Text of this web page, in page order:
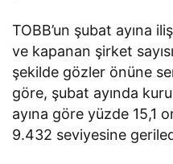
TOBB’un şubat ayına
ve kapanan şirket
şekilde gözler önüne
göre, şubat ayında
ayına göre yüzde 15,1
9.432 seviyesine